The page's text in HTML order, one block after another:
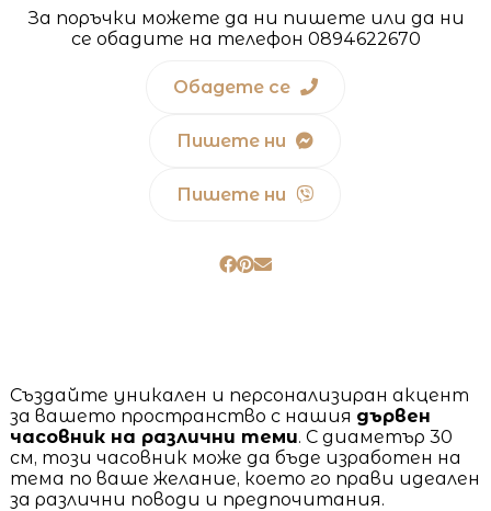
За поръчки можете да ни пишете или да ни
се обадите на телефон 0894622670
Обадете се
Пишете ни
Пишете ни
Създайте уникален и персонализиран акцент
за вашето пространство с нашия дървен
часовник на различни теми. С диаметър 30
см, този часовник може да бъде изработен на
тема по ваше желание, което го прави идеален
за различни поводи и предпочитания.